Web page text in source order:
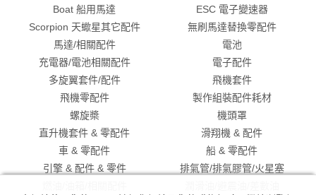
Boat 船用馬達
ESC 電子變速器
Scorpion 天蠍星其它配件
無刷馬達替換零配件
馬達/相關配件
電池
充電器/電池相關配件
電子配件
多旋翼套件/配件
飛機套件
飛機零配件
製作組裝配件耗材
螺旋槳
機頭罩
直升機套件 & 零配件
滑翔機 & 配件
車 & 零配件
船 & 零配件
引擎 & 配件 & 零件
排氣管/排氣膠管/火星塞